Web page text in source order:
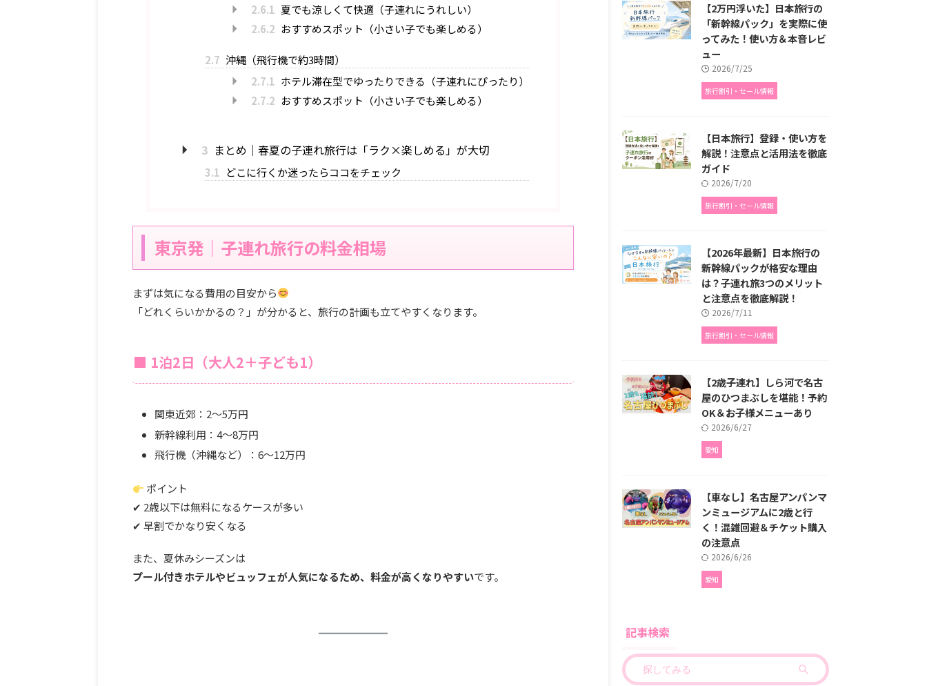
2.6.1 夏でも涼しくて快適（子連れにうれしい）
2.6.2 おすすめスポット（小さい子でも楽しめる）
2.7 沖縄（飛行機で約3時間）
2.7.1 ホテル滞在型でゆったりできる（子連れにぴったり）
2.7.2 おすすめスポット（小さい子でも楽しめる）
3 まとめ｜春夏の子連れ旅行は「ラク×楽しめる」が大切
3.1 どこに行くか迷ったらココをチェック
東京発｜子連れ旅行の料金相場
まずは気になる費用の目安から
「どれくらいかかるの？」が分かると、旅行の計画も立てやすくなります。
■ 1泊2日（大人2＋子ども1）
関東近郊：2〜5万円
新幹線利用：4〜8万円
飛行機（沖縄など）：6〜12万円
ポイント
✔ 2歳以下は無料になるケースが多い
✔ 早割でかなり安くなる
また、夏休みシーズンは
プール付きホテルやビュッフェが人気になるため、料金が高くなりやすいです。
【2万円浮いた】日本旅行の
「新幹線パック」を実際に使
ってみた！使い方＆本音レビ
ュー
2026/7/25
旅行割引・セール情報
【日本旅行】登録・使い方を
解説！注意点と活用法を徹底
ガイド
2026/7/20
旅行割引・セール情報
【2026年最新】日本旅行の
新幹線パックが格安な理由
は？子連れ旅3つのメリット
と注意点を徹底解説！
2026/7/11
旅行割引・セール情報
【2歳子連れ】しら河で名古
屋のひつまぶしを堪能！予約
OK＆お子様メニューあり
2026/6/27
愛知
【車なし】名古屋アンパンマ
ンミュージアムに2歳と行
く！混雑回避＆チケット購入
の注意点
2026/6/26
愛知
記事検索